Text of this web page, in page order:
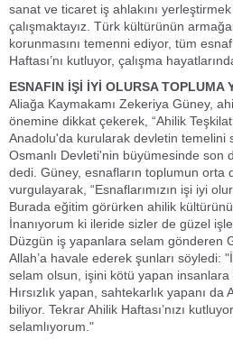
sanat ve ticaret iş ahlakını
çalışmaktayız. Türk kültürünün
korunmasını temenni ediyor, tüm
Haftası’nı kutluyor, çalışma
ESNAFIN İŞİ İYİ OLURSA TOPLUMA
Aliağa Kaymakamı Zekeriya Güney,
önemine dikkat çekerek, “Ahilik
Anadolu'da kurularak devletin temelini
Osmanlı Devleti'nin büyümesinde son
dedi. Güney, esnafların toplumun orta
vurgulayarak, “Esnaflarımızın işi iyi
Burada eğitim görürken ahilik
İnanıyorum ki ileride sizler de güzel
Düzgün iş yapanlara selam gönderen
Allah’a havale ederek şunları söyledi:
selam olsun, işini kötü yapan insanlara
Hırsızlık yapan, sahtekarlık yapanı da
biliyor. Tekrar Ahilik Haftası’nızı
selamlıyorum."